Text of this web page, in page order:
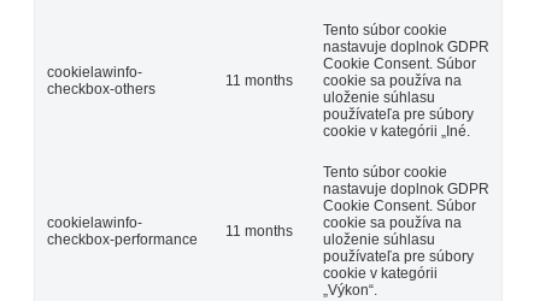
cookielawinfo-
checkbox-others
11 months
Tento súbor cookie
nastavuje doplnok GDPR
Cookie Consent. Súbor
cookie sa používa na
uloženie súhlasu
používateľa pre súbory
cookie v kategórii „Iné.
cookielawinfo-
checkbox-performance
11 months
Tento súbor cookie
nastavuje doplnok GDPR
Cookie Consent. Súbor
cookie sa používa na
uloženie súhlasu
používateľa pre súbory
cookie v kategórii
„Výkon“.